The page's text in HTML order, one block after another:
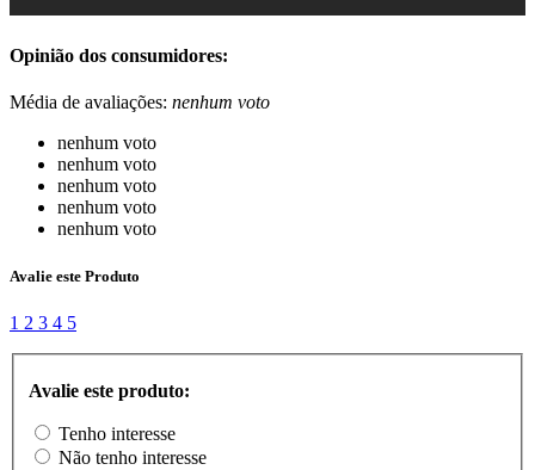
Opinião dos consumidores:
Média de avaliações: nenhum voto
nenhum voto
nenhum voto
nenhum voto
nenhum voto
nenhum voto
Avalie este Produto
1 2 3 4 5
Avalie este produto:
Tenho interesse
Não tenho interesse